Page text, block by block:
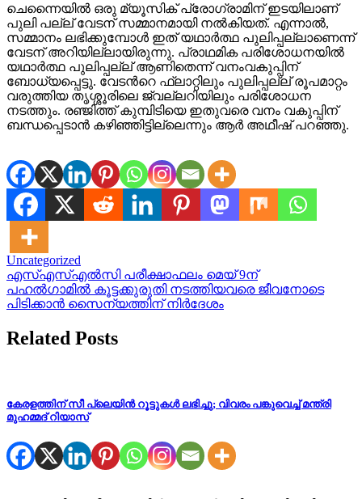
ചെന്നൈയിൽ ഒരു മ്യൂസിക് പ്രോഗ്രാമിന് ഇടയിലാണ്
പുലി പല്ല് വേടന് സമ്മാനമായി നൽകിയത്. എന്നാൽ,
സമ്മാനം ലഭിക്കുമ്പോൾ ഇത് യഥാർത്ഥ പുലിപ്പല്ലാണെന്ന്
വേടന് അറിയില്ലായിരുന്നു. പ്രാഥമിക പരിശോധനയിൽ
യഥാർത്ഥ പുലിപ്പല്ല് ആണിതെന്ന് വനംവകുപ്പിന്
ബോധ്യപ്പെട്ടു. വേടന്‍റെ ഫ്ലാറ്റിലും പുലിപ്പല്ല് രൂപമാറ്റം
വരുത്തിയ തൃശ്ശൂരിലെ ജ്വല്ലറിയിലും പരിശോധന
നടത്തും. രഞ്ജിത്ത് കുമ്പിടിയെ ഇതുവരെ വനം വകുപ്പിന്
ബന്ധപ്പെടാൻ കഴിഞ്ഞിട്ടില്ലെന്നും ആര്‍ അഥീഷ് പറഞ്ഞു.
Uncategorized
Post
navigation
എസ്എസ്എൽസി പരീക്ഷാഫലം മെയ് 9ന്
പഹൽഗാമിൽ കൂട്ടക്കുരുതി നടത്തിയവരെ ജീവനോടെ
പിടിക്കാൻ സൈന്യത്തിന് നിർദേശം
Related Posts
കേരളത്തിന് സീ പ്ലെയിൻ റൂട്ടുകൾ ലഭിച്ചു; വിവരം പങ്കുവെച്ച് മന്ത്രി
മുഹമ്മദ് റിയാസ്